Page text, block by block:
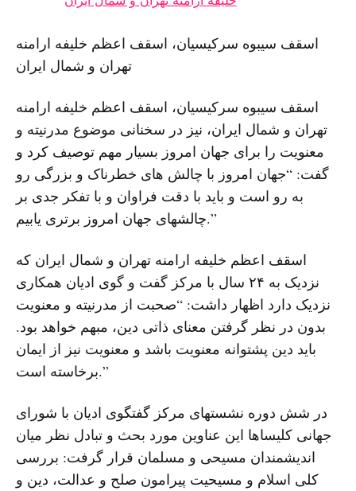
اسقف سیبوه سرکیسیان، اسقف اعظم خلیفه ارامنه
تهران و شمال ایران
اسقف سیبوه سرکیسیان، اسقف اعظم خلیفه ارامنه
تهران و شمال ایران، نیز در سخنانی موضوع مدرنیته و
معنویت را برای جهان امروز بسیار مهم توصیف کرد و
گفت: “جهان امروز با چالش ‌های خطرناک و بزرگی رو
به ‌رو است و باید با دقت فراوان و با تفکر جدی بر
چالشهای جهان امروز برتری یابیم.”
اسقف اعظم خلیفه ارامنه تهران و شمال ایران که
نزدیک به ۲۴ سال با مرکز گفت و گوی ادیان همکاری
نزدیک دارد اظهار داشت: “صحبت از مدرنیته و معنویت
بدون در نظر گرفتن معنای ذاتی دین، مبهم خواهد بود.
باید دین پشتوانه معنویت باشد و معنویت نیز از ایمان
برخاسته است.”
در شش دوره نشستهای مرکز گفتگوی ادیان با شورای
جهانی کلیساها این عناوین مورد بحث و تبادل نظر میان
اندیشمندان مسیحی و مسلمان قرار گرفت: بررسی
کلی اسلام و مسیحیت پیرامون صلح و عدالت، دین و